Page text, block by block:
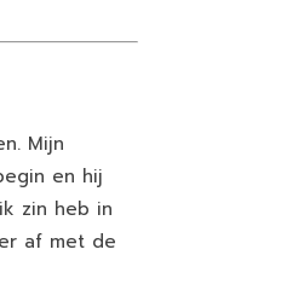
Mijn
en hij
zin heb in
af met de